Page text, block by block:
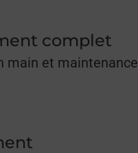
complet
main et maintenance